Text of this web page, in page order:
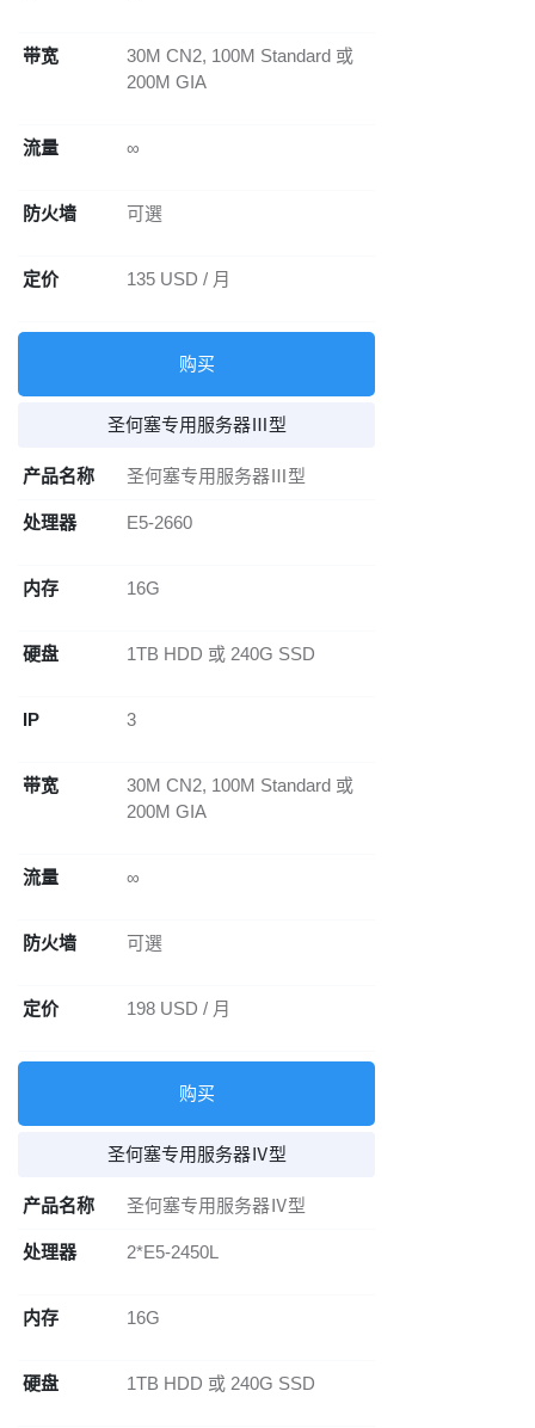
带宽
30M CN2, 100M Standard 或
200M GIA
流量 ∞
防火墙 可選
定价 135 USD / 月
购买
圣何塞专用服务器Ⅲ型
产品名称 圣何塞专用服务器Ⅲ型
处理器 E5-2660
内存 16G
硬盘 1TB HDD 或 240G SSD
IP 3
带宽
30M CN2, 100M Standard 或
200M GIA
流量 ∞
防火墙 可選
定价 198 USD / 月
购买
圣何塞专用服务器Ⅳ型
产品名称 圣何塞专用服务器Ⅳ型
处理器 2*E5-2450L
内存 16G
硬盘 1TB HDD 或 240G SSD